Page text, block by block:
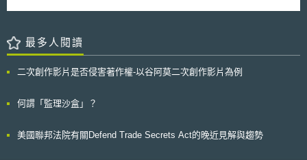
效保證契約(Long-term energy performance guaranteed contract)將被越來
越常被引用。 適逢歐洲議會通過能源效率指令(Energy Efficiency
Directive)，指令中第四條係針對公有建築物翻新之規範條款，對此歐盟會
等因素，除非政府展現積極介入的決心，支持及並投入資金協助推動，否則
和維護、事件管理、業務連續性規劃、承諾等項目之評估測驗。 聯合
人組織，特別是小型及中小型企業，而且新的線上工具是針對企業為一全面
性的評估，並且該評估的內容十分鉅細靡遺。另外，為了提供使用者於使用
分，亦即僅選擇其中一項或數項為自我評估的內容即可。 又，該線上
可以獲得該分析得出之結論，並將作成之結論用來有系統地為評估組織本身
最多人閱讀
二次創作影片是否侵害著作權-以谷阿莫二次創作影片為例
何謂「監理沙盒」？
美國聯邦法院有關Defend Trade Secrets Act的晚近見解與趨勢